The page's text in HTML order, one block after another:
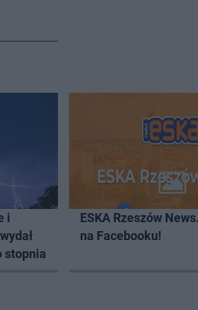
i
stopnia
ESKA Rzeszów
na Facebooku!